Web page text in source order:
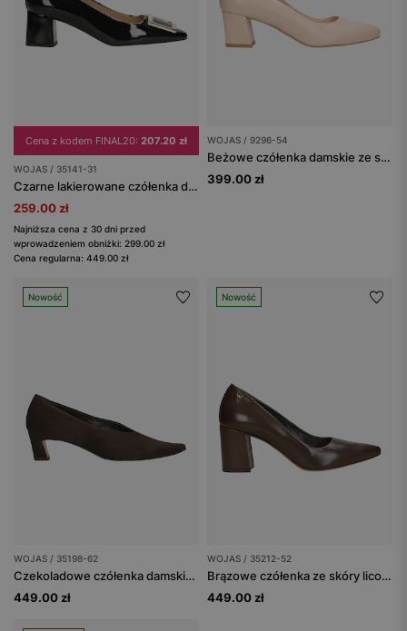
Cena z kodem FINAL20: 207.20 zł
WOJAS / 35141-31
Czarne lakierowane czółenka damskie ze złotą ozdobą
259.00 zł
Najniższa cena z 30 dni przed
wprowadzeniem obniżki: 299.00 zł
Cena regularna: 449.00 zł
WOJAS / 9296-54
Beżowe czółenka damskie ze skóry licowej
399.00 zł
Nowość
WOJAS / 35198-62
Czekoladowe czółenka damskie na niskim obcasie
449.00 zł
Nowość
WOJAS / 35212-52
Brązowe czółenka ze skóry licowej na słupku
449.00 zł